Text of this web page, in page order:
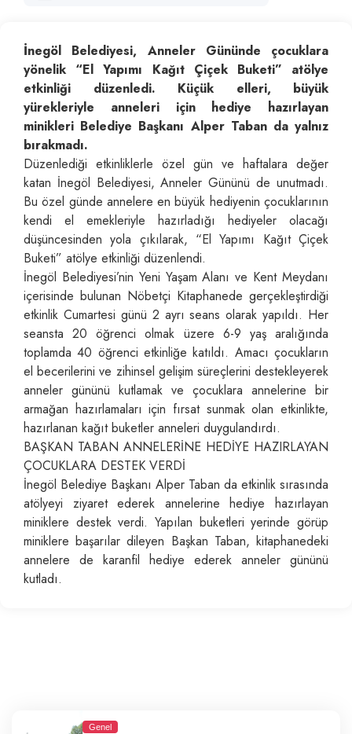
İnegöl Belediyesi, Anneler Gününde çocuklara
yönelik “El Yapımı Kağıt Çiçek Buketi” atölye
etkinliği düzenledi. Küçük elleri, büyük
yürekleriyle anneleri için hediye hazırlayan
minikleri Belediye Başkanı Alper Taban da yalnız
bırakmadı.
Düzenlediği etkinliklerle özel gün ve haftalara değer
katan İnegöl Belediyesi, Anneler Gününü de unutmadı.
Bu özel günde annelere en büyük hediyenin çocuklarının
kendi el emekleriyle hazırladığı hediyeler olacağı
düşüncesinden yola çıkılarak, “El Yapımı Kağıt Çiçek
Buketi” atölye etkinliği düzenlendi.
İnegöl Belediyesi’nin Yeni Yaşam Alanı ve Kent Meydanı
içerisinde bulunan Nöbetçi Kitaphanede gerçekleştirdiği
etkinlik Cumartesi günü 2 ayrı seans olarak yapıldı. Her
seansta 20 öğrenci olmak üzere 6-9 yaş aralığında
toplamda 40 öğrenci etkinliğe katıldı. Amacı çocukların
el becerilerini ve zihinsel gelişim süreçlerini destekleyerek
anneler gününü kutlamak ve çocuklara annelerine bir
armağan hazırlamaları için fırsat sunmak olan etkinlikte,
hazırlanan kağıt buketler anneleri duygulandırdı.
BAŞKAN TABAN ANNELERİNE HEDİYE HAZIRLAYAN
ÇOCUKLARA DESTEK VERDİ
İnegöl Belediye Başkanı Alper Taban da etkinlik sırasında
atölyeyi ziyaret ederek annelerine hediye hazırlayan
miniklere destek verdi. Yapılan buketleri yerinde görüp
miniklere başarılar dileyen Başkan Taban, kitaphanedeki
annelere de karanfil hediye ederek anneler gününü
kutladı.
Genel